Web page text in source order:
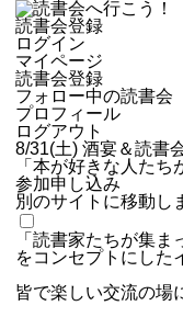
読書会登録
ログイン
マイページ
読書会登録
フォロー中の読書会
プロフィール
ログアウト
8/31(土) 酒宴＆読書
「本が好きな人たち
参加申し込み
別のサイトに移動し
「読書家たちが集ま
をコンセプトにした
皆で楽しい交流の場